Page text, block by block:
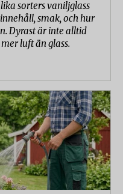
kommer klara
Man har mätt
mycket plaggen
mjukhet.
har sedan
slutbetyg räknats
slutbetyget har
sorters vaniljglass
smak, och hur
Dyrast är inte alltid
luft än glass.